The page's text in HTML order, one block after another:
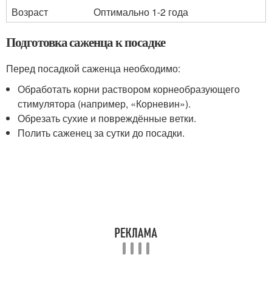
Возраст
Оптимально 1-2 года
Подготовка саженца к посадке
Перед посадкой саженца необходимо:
Обработать корни раствором корнеобразующего
стимулятора (например, «Корневин»).
Обрезать сухие и повреждённые ветки.
Полить саженец за сутки до посадки.